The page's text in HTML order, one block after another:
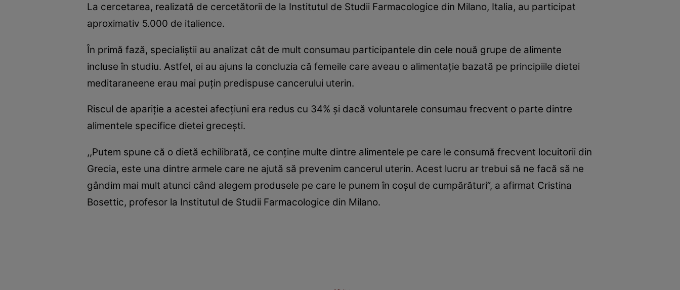
La cercetarea, realizată de cercetătorii de la Institutul de Studii Farmacologice din Milano, Italia, au participat
aproximativ 5.000 de italience.
În primă fază, specialiştii au analizat cât de mult consumau participantele din cele nouă grupe de alimente
incluse în studiu. Astfel, ei au ajuns la concluzia că femeile care aveau o alimentaţie bazată pe principiile dietei
meditaraneene erau mai puţin predispuse cancerului uterin.
Riscul de apariţie a acestei afecţiuni era redus cu 34% şi dacă voluntarele consumau frecvent o parte dintre
alimentele specifice dietei greceşti.
,,Putem spune că o dietă echilibrată, ce conţine multe dintre alimentele pe care le consumă frecvent locuitorii din
Grecia, este una dintre armele care ne ajută să prevenim cancerul uterin. Acest lucru ar trebui să ne facă să ne
gândim mai mult atunci când alegem produsele pe care le punem în coşul de cumpărături”, a afirmat Cristina
Bosettic, profesor la Institutul de Studii Farmacologice din Milano.